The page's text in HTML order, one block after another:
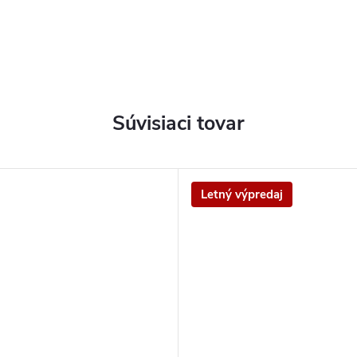
Súvisiaci tovar
Letný výpredaj